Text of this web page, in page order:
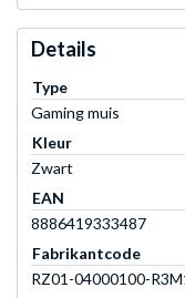
Details
Type
Gaming muis
Kleur
Zwart
EAN
8886419333487
Fabrikantcode
RZ01-04000100-